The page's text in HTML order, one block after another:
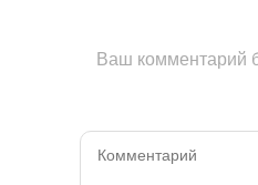
Ваш комментарий